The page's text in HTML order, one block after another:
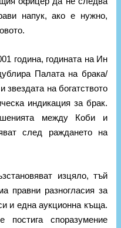
напук, ако е нужно,
година, годината на Ин
Палата на брака/
на богатството
индикация за брак.
между Коби и
след раждането на
изцяло, тъй
правни разногласия за
и една аукционна къща.
постига споразумение